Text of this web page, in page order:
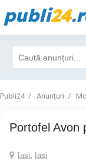
publi24
Publi24 Anunțuri
Portofel
Iasi, Iasi